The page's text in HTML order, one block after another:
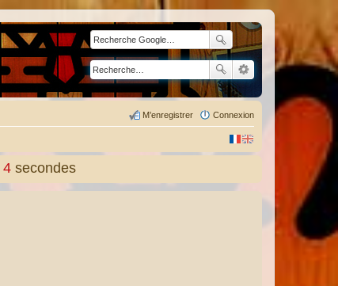
Connexion
M’enregistrer
5 secondes